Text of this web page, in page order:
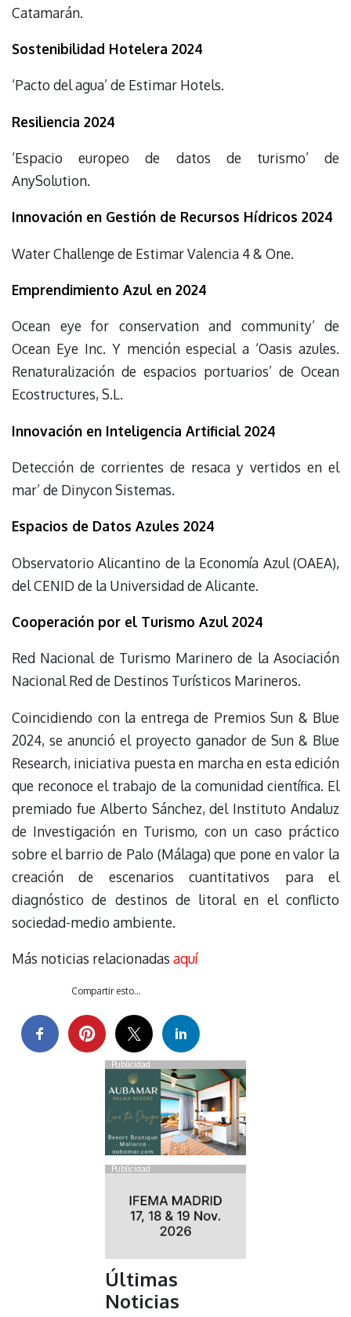
Catamarán.
Sostenibilidad Hotelera 2024
‘Pacto del agua’ de Estimar Hotels.
Resiliencia 2024
‘Espacio europeo de datos de turismo’ de
AnySolution.
Innovación en Gestión de Recursos Hídricos 2024
Water Challenge de Estimar Valencia 4 & One.
Emprendimiento Azul en 2024
Ocean eye for conservation and community’ de
Ocean Eye Inc. Y mención especial a ‘Oasis azules.
Renaturalización de espacios portuarios’ de Ocean
Ecostructures, S.L.
Innovación en Inteligencia Artificial 2024
Detección de corrientes de resaca y vertidos en el
mar’ de Dinycon Sistemas.
Espacios de Datos Azules 2024
Observatorio Alicantino de la Economía Azul (OAEA),
del CENID de la Universidad de Alicante.
Cooperación por el Turismo Azul 2024
Red Nacional de Turismo Marinero de la Asociación
Nacional Red de Destinos Turísticos Marineros.
Coincidiendo con la entrega de Premios Sun & Blue
2024, se anunció el proyecto ganador de Sun & Blue
Research, iniciativa puesta en marcha en esta edición
que reconoce el trabajo de la comunidad científica. El
premiado fue Alberto Sánchez, del Instituto Andaluz
de Investigación en Turismo, con un caso práctico
sobre el barrio de Palo (Málaga) que pone en valor la
creación de escenarios cuantitativos para el
diagnóstico de destinos de litoral en el conflicto
sociedad-medio ambiente.
Más noticias relacionadas aquí
Compartir esto...
Publicidad
Publicidad
Últimas
Noticias